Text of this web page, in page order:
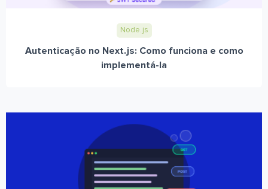
Node.js
Autenticação no Next.js: Como funciona e como
implementá-la